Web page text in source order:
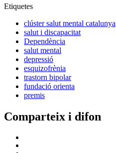
Etiquetes
clúster salut mental catalunya
salut i discapacitat
Dependència
salut mental
depressió
esquizofrènia
trastorn bipolar
fundació orienta
premis
Comparteix i difon